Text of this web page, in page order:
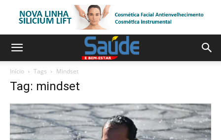
Início Tags Mindset
Tag: mindset